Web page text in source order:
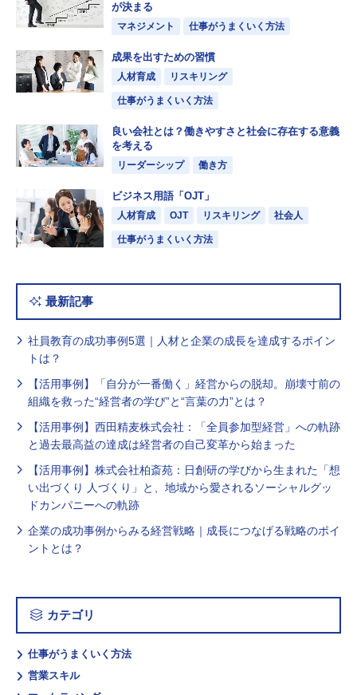
が決まる
マネジメント 仕事がうまくいく方法
成果を出すための習慣
人材育成 リスキリング
仕事がうまくいく方法
良い会社とは？働きやすさと社会に存在する意義
を考える
リーダーシップ 働き方
ビジネス用語「OJT」
人材育成 OJT リスキリング 社会人
仕事がうまくいく方法
最新記事
社員教育の成功事例5選｜人材と企業の成長を達成するポイン
トは？
【活用事例】「自分が一番働く」経営からの脱却。崩壊寸前の
組織を救った“経営者の学び”と“言葉の力”とは？
【活用事例】西田精麦株式会社：「全員参加型経営」への軌跡
と過去最高益の達成は経営者の自己変革から始まった
【活用事例】株式会社柏斎苑：日創研の学びから生まれた「想
い出づくり 人づくり」と、地域から愛されるソーシャルグッ
ドカンパニーへの軌跡
企業の成功事例からみる経営戦略｜成長につなげる戦略のポイ
ントとは？
カテゴリ
仕事がうまくいく方法
営業スキル